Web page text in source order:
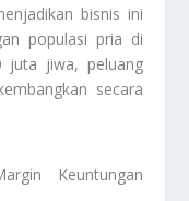
bisnis ini
populasi pria di
juta jiwa, peluang
secara
Keuntungan